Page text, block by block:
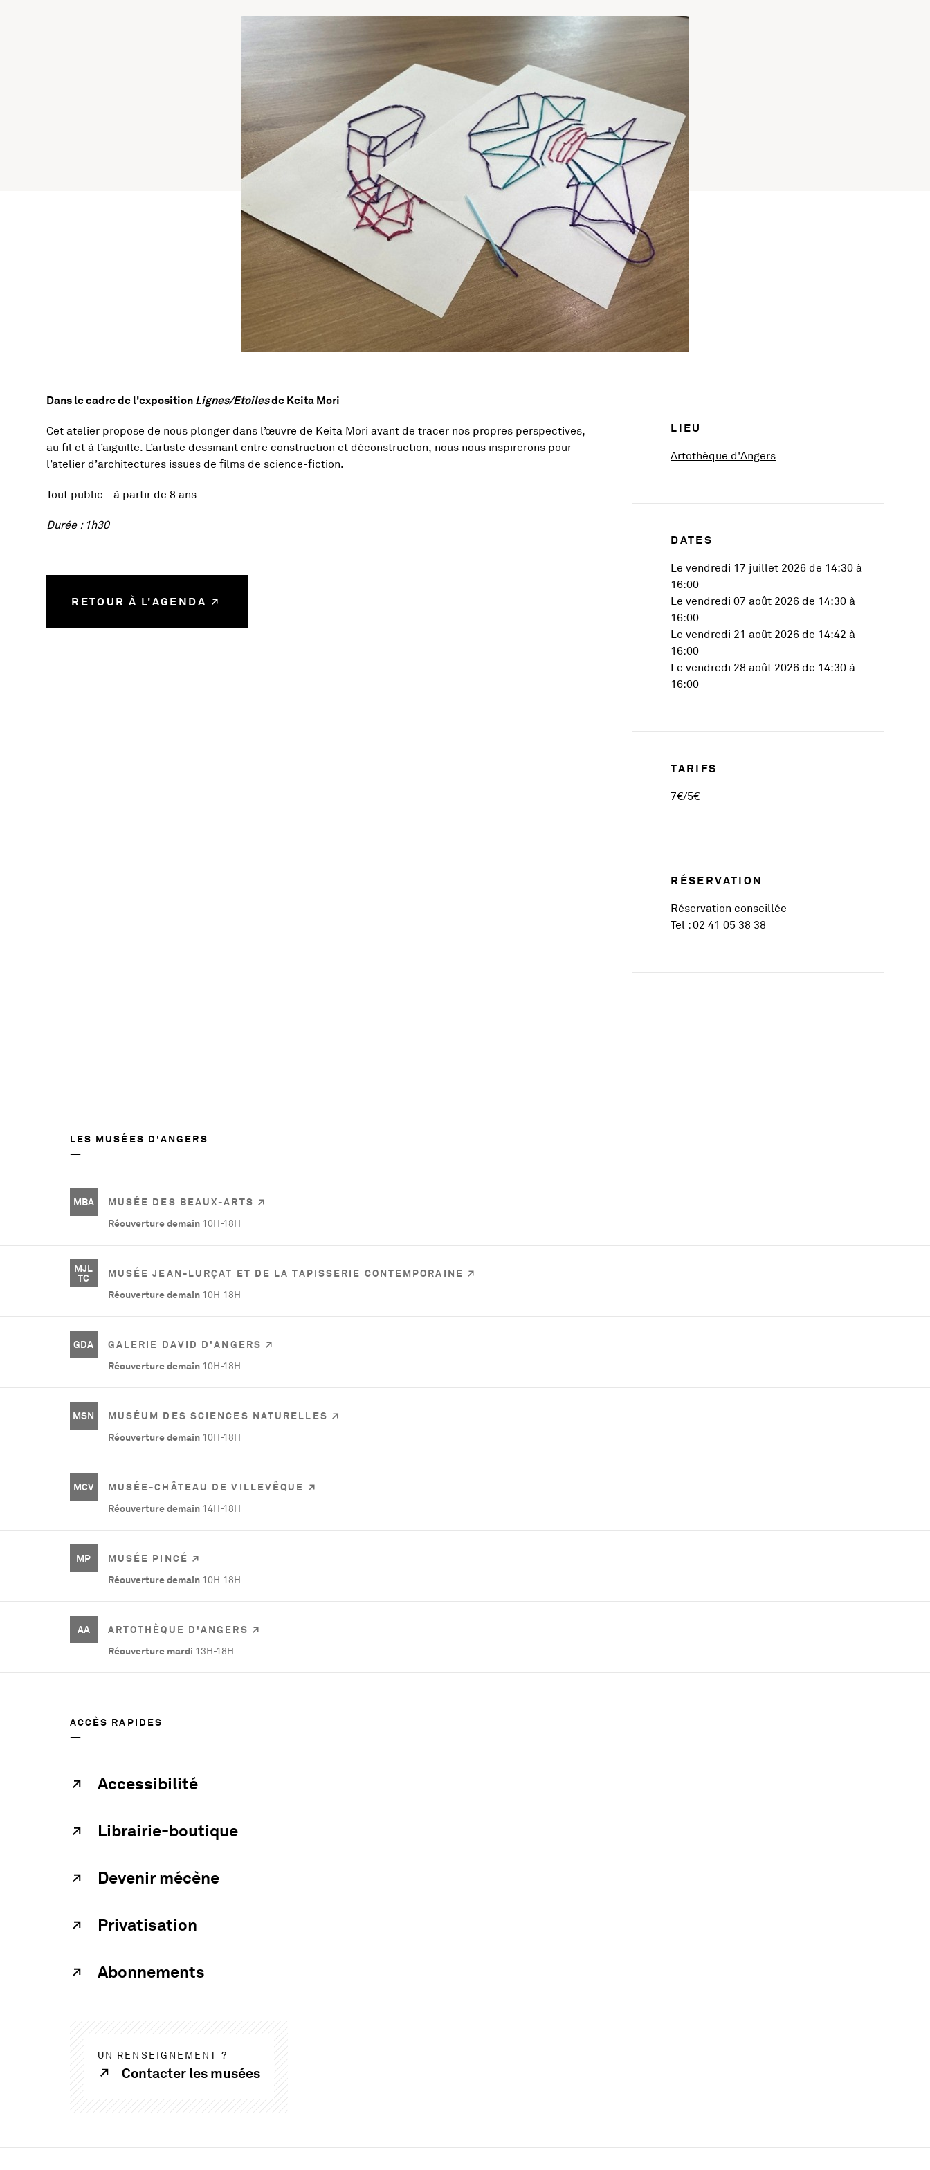
Présentation de l'activité
Dans le cadre de l'exposition Lignes/Etoilesde Keita Mori
Cet atelier propose de nous plonger dans l’œuvre de Keita Mori avant de tracer nos propres perspectives,
au fil et à l’aiguille. L’artiste dessinant entre construction et déconstruction, nous nous inspirerons pour
l’atelier d’architectures issues de films de science-fiction.
Tout public - à partir de 8 ans
Durée : 1h30
RETOUR À L'AGENDA
LIEU
Artothèque d'Angers, Ouvre une nouvelle fenêtre
DATES
Le vendredi 17 juillet 2026 de 14:30 à
16:00
Le vendredi 07 août 2026 de 14:30 à
16:00
Le vendredi 21 août 2026 de 14:42 à
16:00
Le vendredi 28 août 2026 de 14:30 à
16:00
TARIFS
7€/5€
RÉSERVATION
Réservation conseillée
Tel : 02 41 05 38 38
LES MUSÉES D'ANGERS
MBA
MUSÉE DES BEAUX-ARTS
Réouverture demain 10H-18H
MJL
TC
MUSÉE JEAN-LURÇAT ET DE LA TAPISSERIE CONTEMPORAINE
Réouverture demain 10H-18H
GDA
GALERIE DAVID D'ANGERS
Réouverture demain 10H-18H
MSN
MUSÉUM DES SCIENCES NATURELLES
Réouverture demain 10H-18H
MCV
MUSÉE-CHÂTEAU DE VILLEVÊQUE
Réouverture demain 14H-18H
MP
MUSÉE PINCÉ
Réouverture demain 10H-18H
AA
ARTOTHÈQUE D'ANGERS
Réouverture mardi 13H-18H
ACCÈS RAPIDES
Accessibilité
Librairie-boutique
Devenir mécène
Privatisation
Abonnements
UN RENSEIGNEMENT ?
Contacter les musées